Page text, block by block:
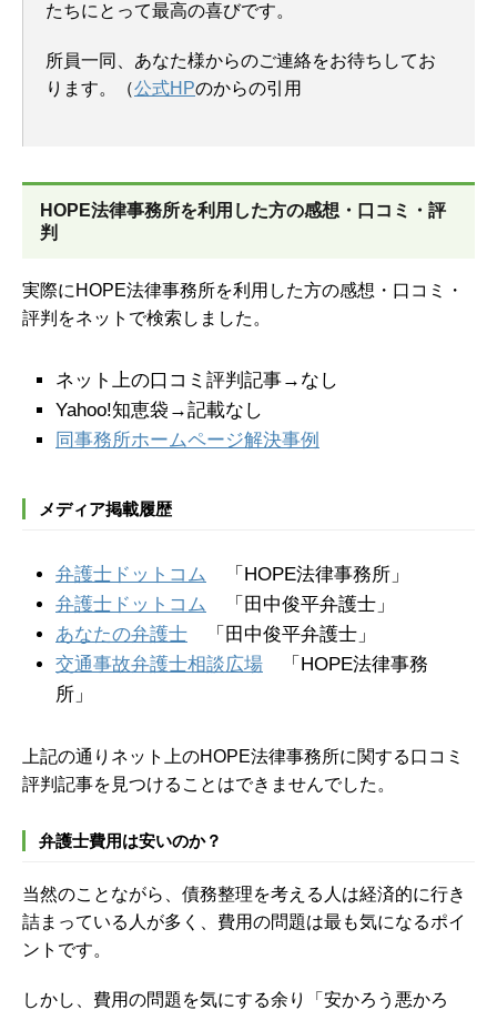
たちにとって最高の喜びです。
所員一同、あなた様からのご連絡をお待ちしてお
ります。（公式HPのからの引用
HOPE法律事務所を利用した方の感想・口コミ・評
判
実際にHOPE法律事務所を利用した方の感想・口コミ・
評判をネットで検索しました。
ネット上の口コミ評判記事→なし
Yahoo!知恵袋→記載なし
同事務所ホームページ解決事例
メディア掲載履歴
弁護士ドットコム 「HOPE法律事務所」
弁護士ドットコム 「田中俊平弁護士」
あなたの弁護士 「田中俊平弁護士」
交通事故弁護士相談広場 「HOPE法律事務
所」
上記の通りネット上のHOPE法律事務所に関する口コミ
評判記事を見つけることはできませんでした。
弁護士費用は安いのか？
当然のことながら、債務整理を考える人は経済的に行き
詰まっている人が多く、費用の問題は最も気になるポイ
ントです。
しかし、費用の問題を気にする余り「安かろう悪かろ